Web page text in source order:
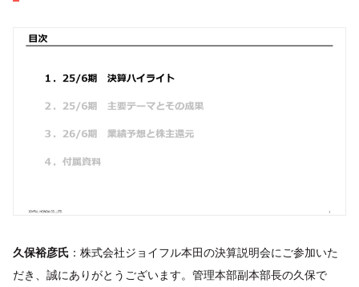
久保裕彦氏 ：株式会社ジョイフル本田の決算説明会にご参加いた
だき、誠にありがとうございます。管理本部副本部長の久保で